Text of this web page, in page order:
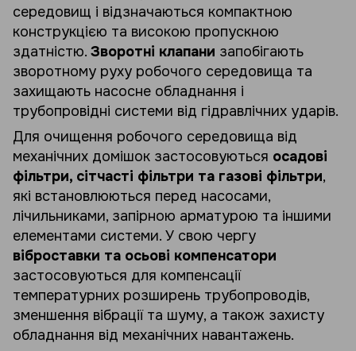
середовищ і відзначаються компактною
конструкцією та високою пропускною
здатністю. Зворотні клапани запобігають
зворотному руху робочого середовища та
захищають насосне обладнання і
трубопровідні системи від гідравлічних ударів.
Для очищення робочого середовища від
механічних домішок застосовуються осадові
фільтри, сітчасті фільтри та газові фільтри,
які встановлюються перед насосами,
лічильниками, запірною арматурою та іншими
елементами системи. У свою чергу
віброставки та осьові компенсатори
застосовуються для компенсації
температурних розширень трубопроводів,
зменшення вібрації та шуму, а також захисту
обладнання від механічних навантажень.